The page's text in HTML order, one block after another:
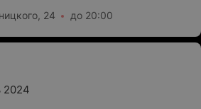
24 до 20:00
2024